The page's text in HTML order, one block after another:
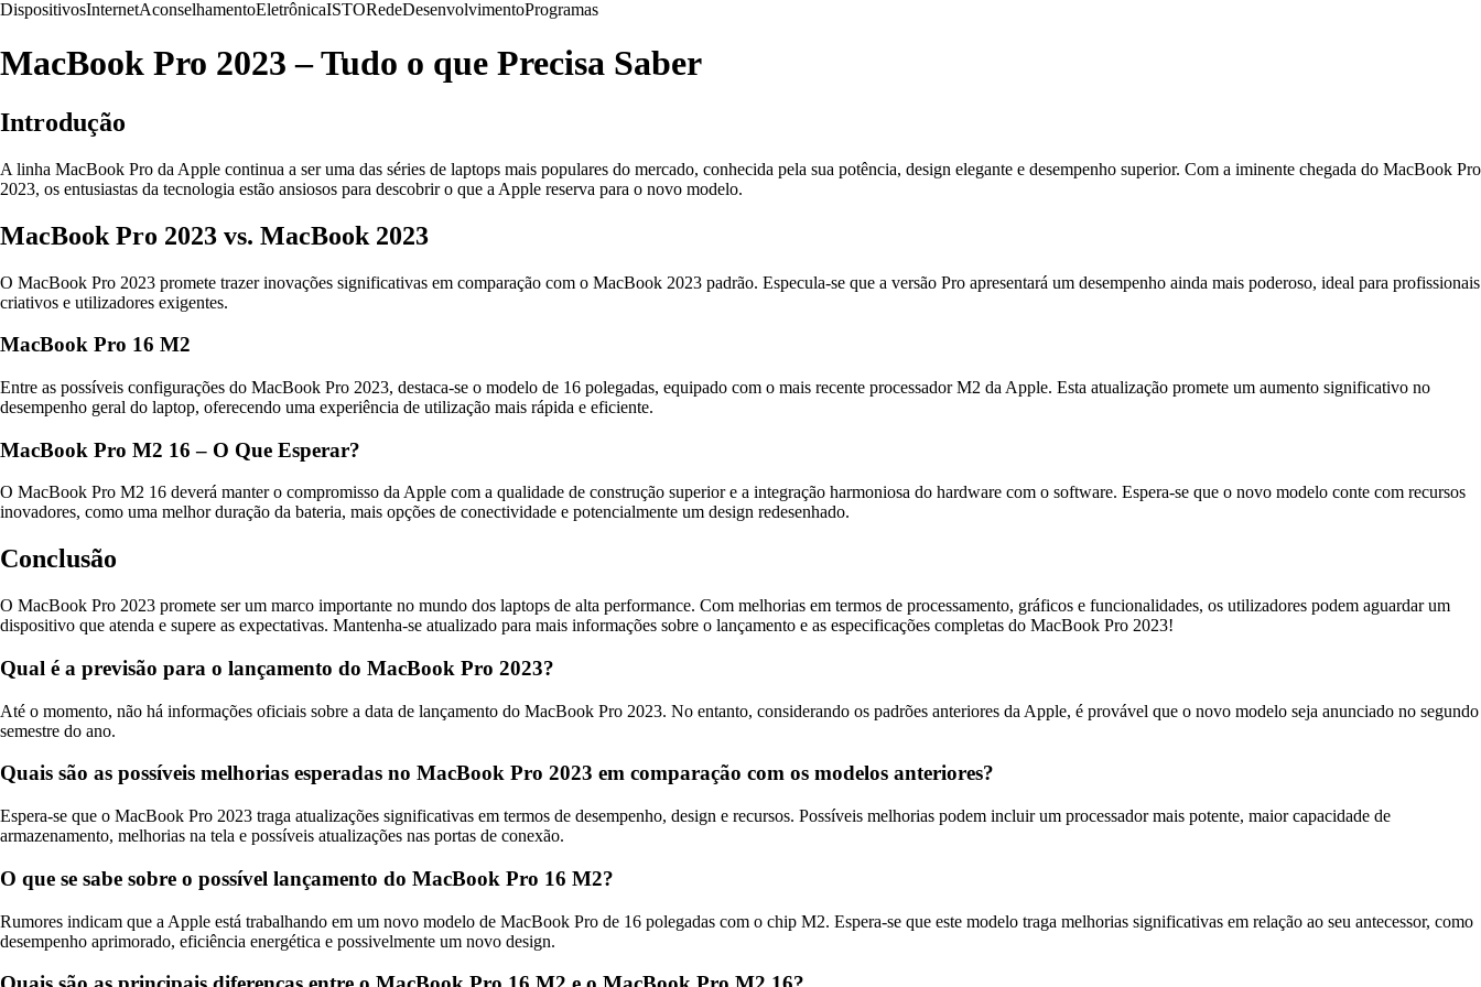
DispositivosInternetAconselhamentoEletrônicaISTORedeDesenvolvimentoProgramas
MacBook Pro 2023 – Tudo o que Precisa Saber
Introdução
A linha MacBook Pro da Apple continua a ser uma das séries de laptops mais populares do mercado, conhecida pela sua potência, design elegante e desempenho superior. Com a iminente chegada do MacBook Pro
2023, os entusiastas da tecnologia estão ansiosos para descobrir o que a Apple reserva para o novo modelo.
MacBook Pro 2023 vs. MacBook 2023
O MacBook Pro 2023 promete trazer inovações significativas em comparação com o MacBook 2023 padrão. Especula-se que a versão Pro apresentará um desempenho ainda mais poderoso, ideal para profissionais
criativos e utilizadores exigentes.
MacBook Pro 16 M2
Entre as possíveis configurações do MacBook Pro 2023, destaca-se o modelo de 16 polegadas, equipado com o mais recente processador M2 da Apple. Esta atualização promete um aumento significativo no
desempenho geral do laptop, oferecendo uma experiência de utilização mais rápida e eficiente.
MacBook Pro M2 16 – O Que Esperar?
O MacBook Pro M2 16 deverá manter o compromisso da Apple com a qualidade de construção superior e a integração harmoniosa do hardware com o software. Espera-se que o novo modelo conte com recursos
inovadores, como uma melhor duração da bateria, mais opções de conectividade e potencialmente um design redesenhado.
Conclusão
O MacBook Pro 2023 promete ser um marco importante no mundo dos laptops de alta performance. Com melhorias em termos de processamento, gráficos e funcionalidades, os utilizadores podem aguardar um
dispositivo que atenda e supere as expectativas. Mantenha-se atualizado para mais informações sobre o lançamento e as especificações completas do MacBook Pro 2023!
Qual é a previsão para o lançamento do MacBook Pro 2023?
Até o momento, não há informações oficiais sobre a data de lançamento do MacBook Pro 2023. No entanto, considerando os padrões anteriores da Apple, é provável que o novo modelo seja anunciado no segundo
semestre do ano.
Quais são as possíveis melhorias esperadas no MacBook Pro 2023 em comparação com os modelos anteriores?
Espera-se que o MacBook Pro 2023 traga atualizações significativas em termos de desempenho, design e recursos. Possíveis melhorias podem incluir um processador mais potente, maior capacidade de
armazenamento, melhorias na tela e possíveis atualizações nas portas de conexão.
O que se sabe sobre o possível lançamento do MacBook Pro 16 M2?
Rumores indicam que a Apple está trabalhando em um novo modelo de MacBook Pro de 16 polegadas com o chip M2. Espera-se que este modelo traga melhorias significativas em relação ao seu antecessor, como
desempenho aprimorado, eficiência energética e possivelmente um novo design.